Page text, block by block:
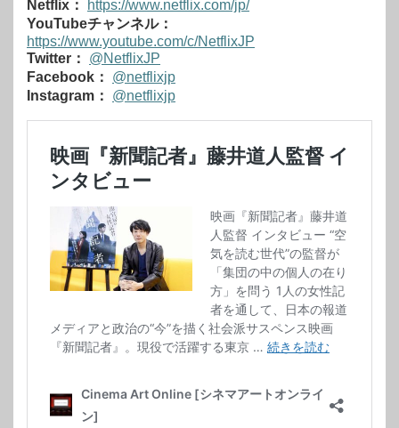
Netflix：
https://www.netflix.com/jp/
YouTubeチャンネル：
https://www.youtube.com/c/NetflixJP
Twitter： @NetflixJP
Facebook：
@netflixjp
Instagram：
@netflixjp